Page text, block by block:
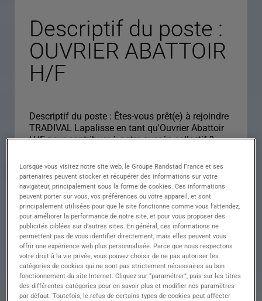
Descriptif du poste :
OUVRIER ABATTOIR
H/F
Descriptif du poste : Êtes-vous prêt(e) à rejoindre
TRADIVAL Lapalisse en tant qu'Ouvrier Abattoir
H/F pour contribuer à notre succès collectif ?
contribuer à l'abattage et à la découpe de porcs
dans un environnement stimulant
• Participer activement aux opérations
quotidiennes d'abattage et découpe
• Assurer le désossage et la préparation
minutieuse des pièces de viande
• Collaborer étroitement avec l'équipe pour
maintenir un flux de travail fluide
• Respecter les protocoles de sécurité et d'hygiène
pour garantir la qualité
• Contribuer à la propreté et l'entretien des
espaces de travail après la production
Lorsque vous visitez notre site web, le Groupe Randstad France et ses
partenaires peuvent stocker et récupérer des informations sur votre
navigateur, principalement sous la forme de cookies. Ces informations
peuvent porter sur vous, vos préférences ou votre appareil, et sont
principalement utilisées pour que le site fonctionne comme vous l’attendez,
pour améliorer la performance de notre site, et pour vous proposer des
publicités ciblées sur d’autres sites. En général, ces informations ne
permettent pas de vous identifier directement, mais elles peuvent vous
offrir une expérience web plus personnalisée. Parce que nous respectons
votre droit à la vie privée, vous pouvez choisir de ne pas autoriser les
catégories de cookies qui ne sont pas strictement nécessaires au bon
fonctionnement du site Internet. Cliquez sur “paramétrer”, puis sur les titres
des différentes catégories pour en savoir plus et modifier nos paramètres
par défaut. Toutefois, le refus de certains types de cookies peut affecter